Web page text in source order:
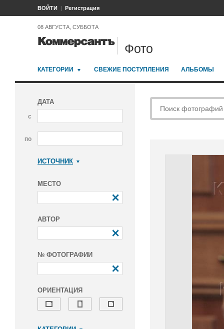
ВОЙТИ Регистрация
08 АВГУСТА, СУББОТА
Фото
КАТЕГОРИИ СВЕЖИЕ ПОСТУПЛЕНИЯ АЛЬБОМЫ
ДАТА
с
по
ИСТОЧНИК
МЕСТО
АВТОР
№ ФОТОГРАФИИ
ОРИЕНТАЦИЯ